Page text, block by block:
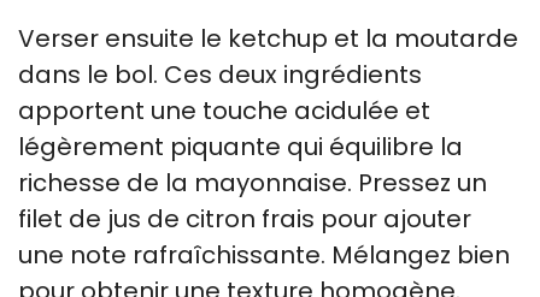
Verser ensuite le ketchup et la moutarde
dans le bol. Ces deux ingrédients
apportent une touche acidulée et
légèrement piquante qui équilibre la
richesse de la mayonnaise. Pressez un
filet de jus de citron frais pour ajouter
une note rafraîchissante. Mélangez bien